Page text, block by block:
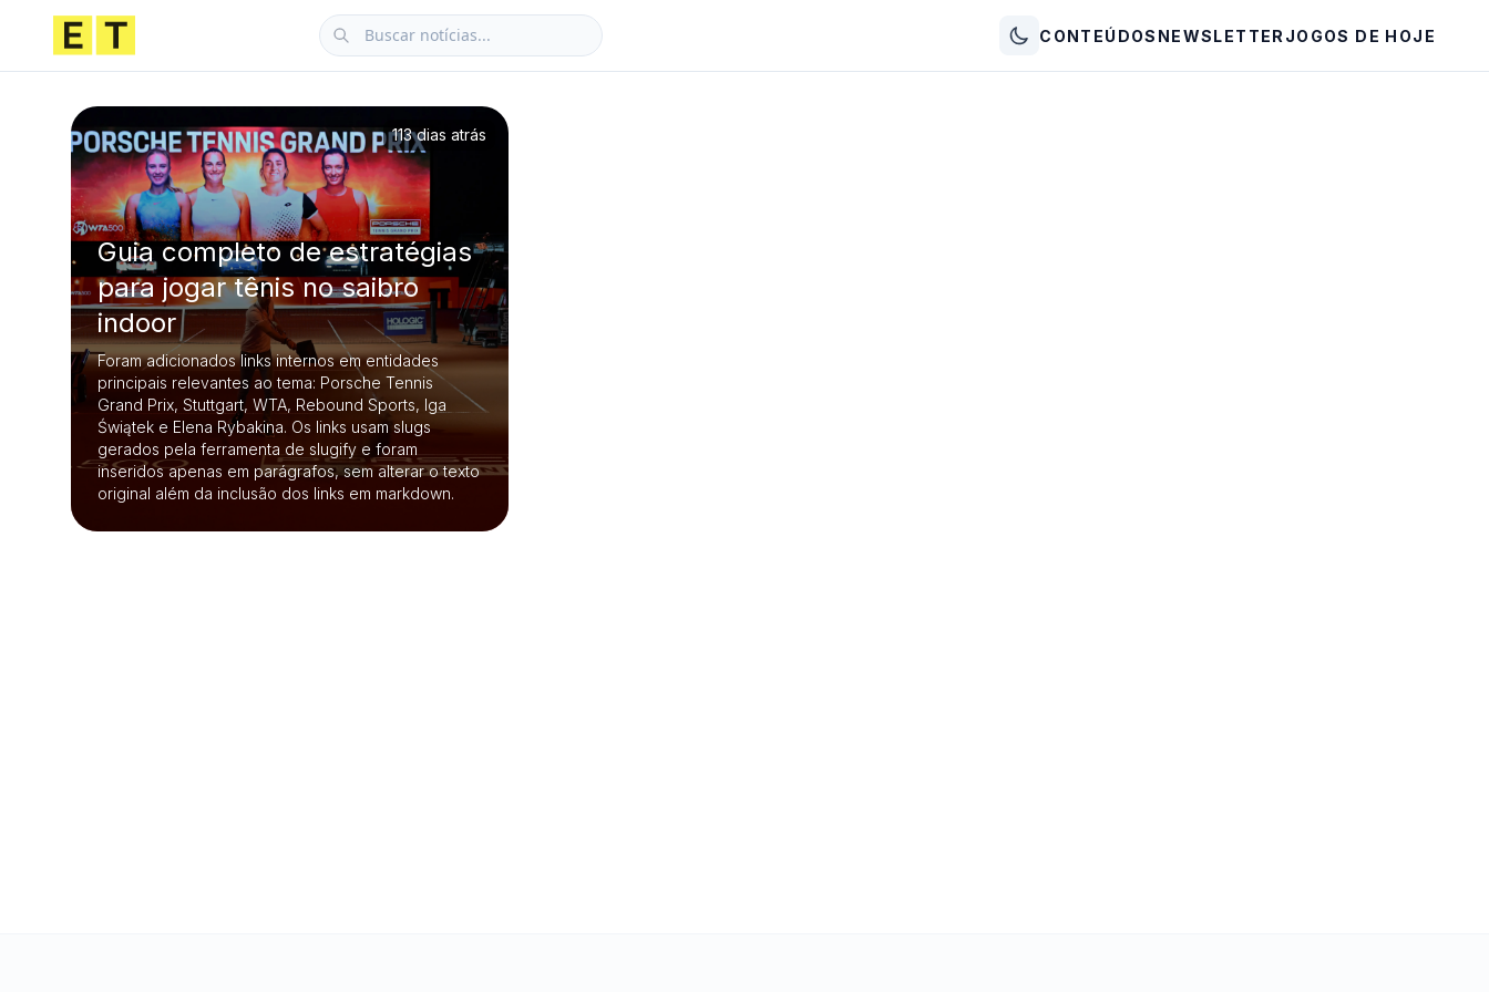
CONTEÚDOS NEWSLETTER JOGOS DE HOJE
Guia completo de estratégias
para jogar tênis no saibro
indoor
Foram adicionados links internos em entidades
principais relevantes ao tema: Porsche Tennis
Grand Prix, Stuttgart, WTA, Rebound Sports, Iga
Świątek e Elena Rybakina. Os links usam slugs
gerados pela ferramenta de slugify e foram
inseridos apenas em parágrafos, sem alterar o texto
original além da inclusão dos links em markdown.
113 dias atrás